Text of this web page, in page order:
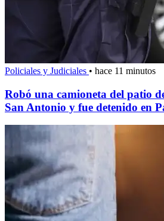
Policiales y Judiciales • hace 11 minutos
Robó una camioneta del patio
San Antonio y fue detenido en